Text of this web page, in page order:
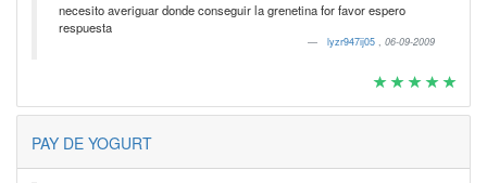
necesito averiguar donde conseguir la grenetina for favor espero
respuesta
lyzr947ij05 , 06-09-2009
PAY DE YOGURT